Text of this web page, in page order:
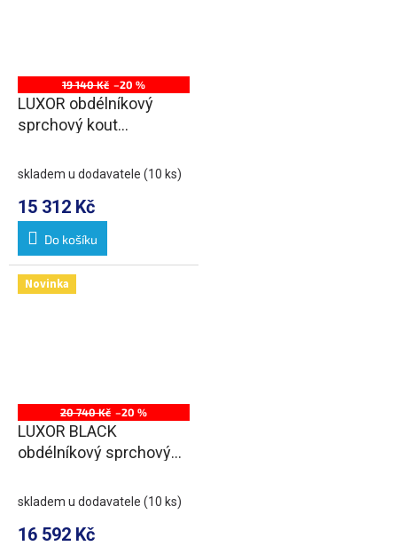
19 140 Kč –20 %
LUXOR obdélníkový
sprchový kout
varianta
skladem u dodavatele (10 ks)
15 312 Kč
Do košíku
Novinka
20 740 Kč –20 %
LUXOR BLACK
obdélníkový sprchový
varianta
skladem u dodavatele (10 ks)
16 592 Kč